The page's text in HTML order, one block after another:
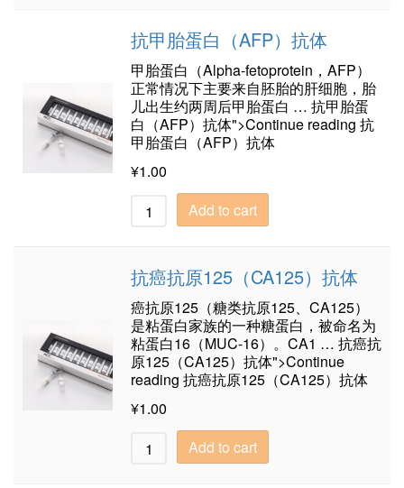
抗甲胎蛋白（AFP）抗体
甲胎蛋白（Alpha-fetoprotein，AFP）
正常情况下主要来自胚胎的肝细胞，胎
儿出生约两周后甲胎蛋白 … 抗甲胎蛋
白（AFP）抗体">Continue reading 抗
甲胎蛋白（AFP）抗体
¥1.00
Add to cart
抗癌抗原125（CA125）抗体
癌抗原125（糖类抗原125、CA125）
是粘蛋白家族的一种糖蛋白，被命名为
粘蛋白16（MUC-16）。CA1 … 抗癌抗
原125（CA125）抗体">Continue
reading 抗癌抗原125（CA125）抗体
¥1.00
Add to cart